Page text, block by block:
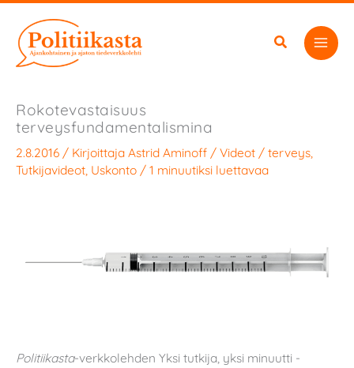
sisältöön
Rokotevastaisuus
terveysfundamentalismina
2.8.2016 / Kirjoittaja Astrid Aminoff / Videot / terveys
Tutkijavideot Uskonto / 1 minuutiksi luettavaa
Politiikasta-verkkolehden Yksi tutkija, yksi minuutti -